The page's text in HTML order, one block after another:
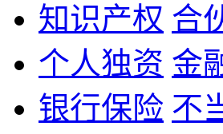
知识产权 合
个人独资 金
银行保险 不